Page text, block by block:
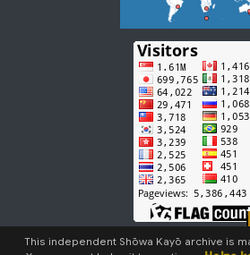
This independent Shōwa Kayō archive is